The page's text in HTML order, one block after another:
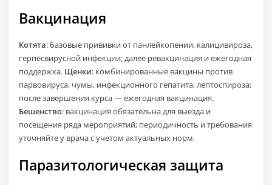
Вакцинация
Котята: базовые прививки от панлейкопении, калицивироза,
герпесвирусной инфекции; далее ревакцинация и ежегодная
поддержка. Щенки: комбинированные вакцины против
парвовируса, чумы, инфекционного гепатита, лептоспироза;
после завершения курса — ежегодная вакцинация.
Бешенство: вакцинация обязательна для выезда и
посещения ряда мероприятий; периодичность и требования
уточняйте у врача с учетом актуальных норм.
Паразитологическая защита